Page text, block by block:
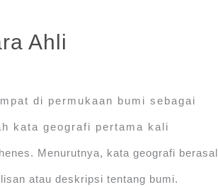
Ahli
di permukaan bumi sebagai
kata geografi pertama kali
Menurutnya, kata geografi berasal
atau deskripsi tentang bumi.